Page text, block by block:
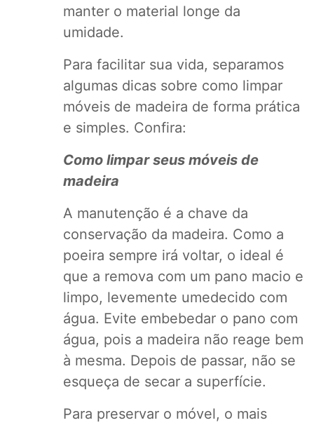
manter o material longe da
umidade.
Para facilitar sua vida, separamos
algumas dicas sobre como limpar
móveis de madeira de forma prática
e simples. Confira:
Como limpar seus móveis de
madeira
A manutenção é a chave da
conservação da madeira. Como a
poeira sempre irá voltar, o ideal é
que a remova com um pano macio e
limpo, levemente umedecido com
água. Evite embebedar o pano com
água, pois a madeira não reage bem
à mesma. Depois de passar, não se
esqueça de secar a superfície.
Para preservar o móvel, o mais